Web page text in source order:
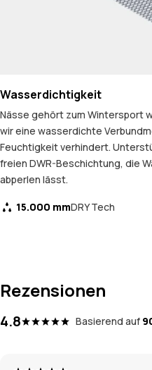
Wasserdichtigkeit
Nässe gehört zum Wintersport
wir eine wasserdichte
Feuchtigkeit verhindert.
freien DWR-Beschichtung, die
abperlen lässt.
15.000 mmDRY Tech
Rezensionen
4.8 Basierend auf